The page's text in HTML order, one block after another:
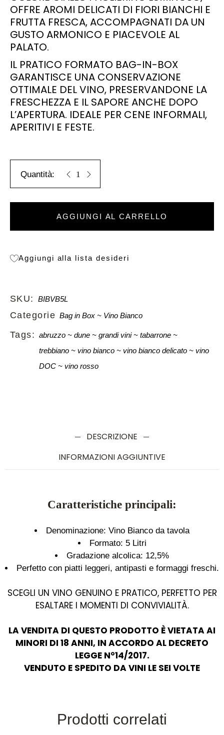
OFFRE AROMI DELICATI DI FIORI BIANCHI E
FRUTTA FRESCA, ACCOMPAGNATI DA UN
GUSTO ARMONICO E PIACEVOLE AL
PALATO.
IL PRATICO FORMATO BAG-IN-BOX
GARANTISCE UNA CONSERVAZIONE
OTTIMALE DEL VINO, PRESERVANDONE LA
FRESCHEZZA E IL SAPORE ANCHE DOPO
L’APERTURA. IDEALE PER CENE INFORMALI,
APERITIVI E FESTE.
AGGIUNGI AL CARRELLO
Aggiungi alla lista desideri
SKU: BIBVB5L
Categorie Bag in Box Vino Bianco
Tags: abruzzo dune grandi vini
tabarrone
trebbiano
vino bianco vino bianco delicato
vino
DOC
vino rosso
DESCRIZIONE
INFORMAZIONI AGGIUNTIVE
Caratteristiche principali:
Denominazione: Vino Bianco da tavola
Formato: 5 Litri
Gradazione alcolica: 12,5%
Perfetto con piatti leggeri, antipasti e formaggi freschi.
SCEGLI UN VINO GENUINO E PRATICO, PERFETTO PER
ESALTARE I MOMENTI DI CONVIVIALITÀ.
LA VENDITA DI QUESTO PRODOTTO È VIETATA AI
MINORI DI 18 ANNI, IN ACCORDO AL DECRETO
LEGGE N°14/2017.
VENDUTO E SPEDITO DA VINI LE SEI VOLTE
Prodotti correlati